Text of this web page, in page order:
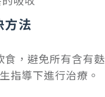
方法
食，避免所有含有麩
指導下進行治療。